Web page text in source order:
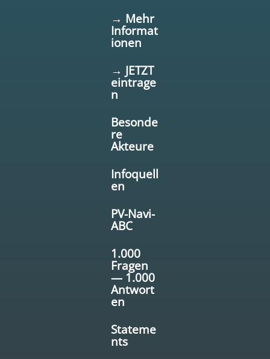
→ Mehr
Informat
ionen
→ JETZT
eintrage
n
Besonde
re
Akteure
Infoquell
en
PV-Navi-
ABC
1.000
Fragen
— 1.000
Antwort
en
Stateme
nts